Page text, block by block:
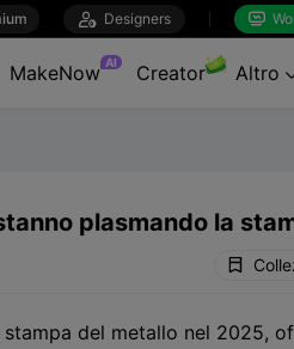
 Designers 
MakeNow AI Creator Altro
plasmando la
del metallo nel 2025,